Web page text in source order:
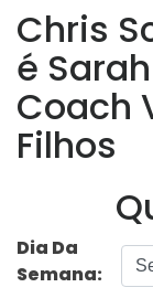
Chris
é
Coach
Filhos
Dia Da
Semana: